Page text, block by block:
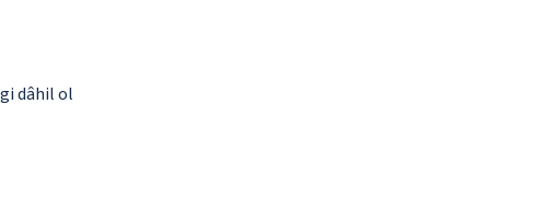
dâhil ol